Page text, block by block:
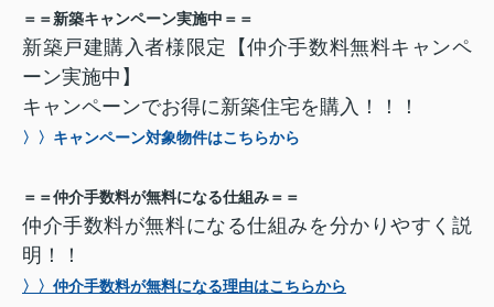
＝＝新築キャンペーン実施中＝＝
新築戸建購入者様限定【仲介手数料無料キャンペ
ーン実施中】
キャンペーンでお得に新築住宅を購入！！！
〉〉キャンペーン対象物件はこちらから
＝＝仲介手数料が無料になる仕組み＝＝
仲介手数料が無料になる仕組みを分かりやすく説
明！！
〉〉仲介手数料が無料になる理由はこちらから